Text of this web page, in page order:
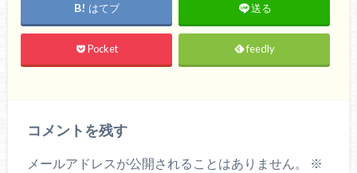
はてブ 送る
Pocket feedly
コメントを残す
メールアドレスが公開されることはありません。
※